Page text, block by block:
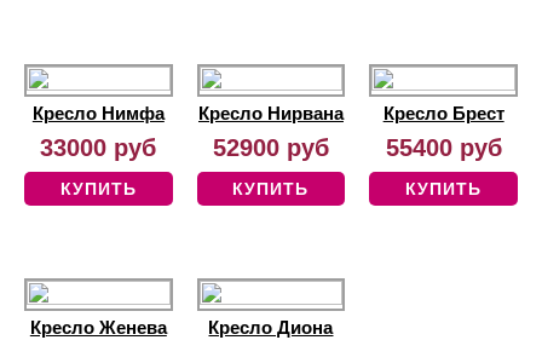
Кресло Нимфа
33000 руб
КУПИТЬ
Кресло Нирвана
52900 руб
КУПИТЬ
Кресло Брест
55400 руб
КУПИТЬ
Кресло Женева Кресло Диона